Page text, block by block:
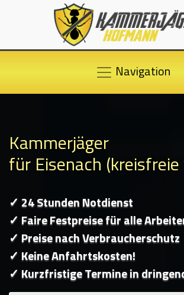
Navigation
Kammerjäger
für Eisenach
✓ 24 Stunden Notdienst
✓ Faire Festpreise für alle
✓ Preise nach Verbraucherschutz
✓ Keine Anfahrtskosten!
✓ Kurzfristige Termine in